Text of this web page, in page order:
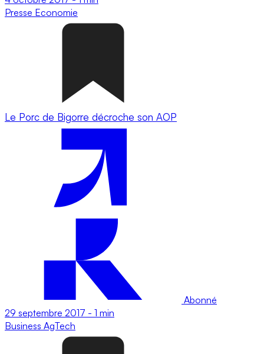
Presse Economie
Le Porc de Bigorre décroche son AOP
Abonné
29 septembre 2017 - 1 min
Business AgTech